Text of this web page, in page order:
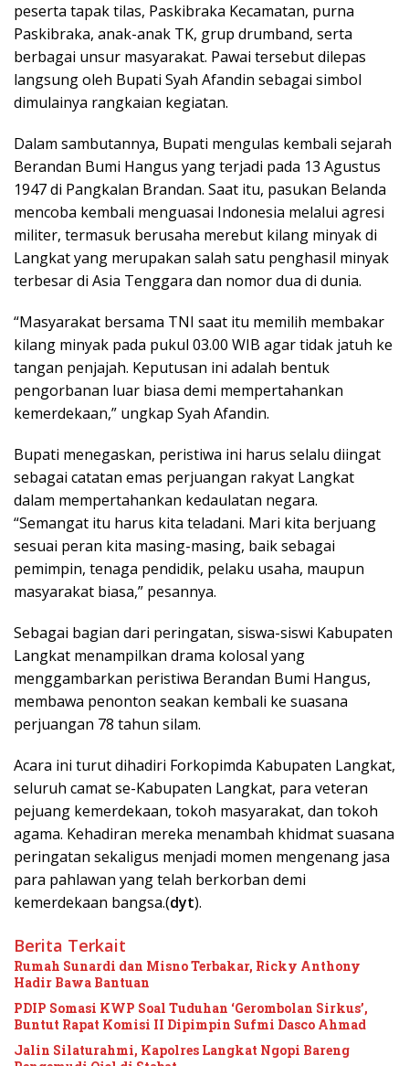
peserta tapak tilas, Paskibraka Kecamatan, purna
Paskibraka, anak-anak TK, grup drumband, serta
berbagai unsur masyarakat. Pawai tersebut dilepas
langsung oleh Bupati Syah Afandin sebagai simbol
dimulainya rangkaian kegiatan.
Dalam sambutannya, Bupati mengulas kembali sejarah
Berandan Bumi Hangus yang terjadi pada 13 Agustus
1947 di Pangkalan Brandan. Saat itu, pasukan Belanda
mencoba kembali menguasai Indonesia melalui agresi
militer, termasuk berusaha merebut kilang minyak di
Langkat yang merupakan salah satu penghasil minyak
terbesar di Asia Tenggara dan nomor dua di dunia.
“Masyarakat bersama TNI saat itu memilih membakar
kilang minyak pada pukul 03.00 WIB agar tidak jatuh ke
tangan penjajah. Keputusan ini adalah bentuk
pengorbanan luar biasa demi mempertahankan
kemerdekaan,” ungkap Syah Afandin.
Bupati menegaskan, peristiwa ini harus selalu diingat
sebagai catatan emas perjuangan rakyat Langkat
dalam mempertahankan kedaulatan negara.
“Semangat itu harus kita teladani. Mari kita berjuang
sesuai peran kita masing-masing, baik sebagai
pemimpin, tenaga pendidik, pelaku usaha, maupun
masyarakat biasa,” pesannya.
Sebagai bagian dari peringatan, siswa-siswi Kabupaten
Langkat menampilkan drama kolosal yang
menggambarkan peristiwa Berandan Bumi Hangus,
membawa penonton seakan kembali ke suasana
perjuangan 78 tahun silam.
Acara ini turut dihadiri Forkopimda Kabupaten Langkat,
seluruh camat se-Kabupaten Langkat, para veteran
pejuang kemerdekaan, tokoh masyarakat, dan tokoh
agama. Kehadiran mereka menambah khidmat suasana
peringatan sekaligus menjadi momen mengenang jasa
para pahlawan yang telah berkorban demi
kemerdekaan bangsa.(dyt).
Berita Terkait
Rumah Sunardi dan Misno Terbakar, Ricky Anthony
Hadir Bawa Bantuan
PDIP Somasi KWP Soal Tuduhan ‘Gerombolan Sirkus’,
Buntut Rapat Komisi II Dipimpin Sufmi Dasco Ahmad
Jalin Silaturahmi, Kapolres Langkat Ngopi Bareng